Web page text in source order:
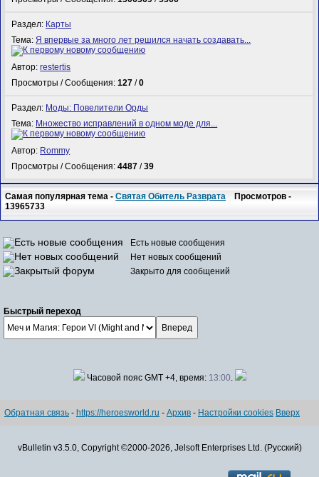
Раздел: Карты
Тема:Я впервые за много лет решился начать создавать...
Автор:restertis
Просмотры / Сообщения:127 /0
Раздел: Моды: Повелители Орды
Тема: Множество исправлений в одном моде для...
Автор: Rommy
Просмотры / Сообщения:4487 /39
Самая популярная тема -Святая Обитель Разврата Просмотров -
13965733
Есть новые сообщения
Нет новых сообщений
Закрыто для сообщений
Быстрый переход
Часовой пояс GMT +4, время: 13:00.
Обратная связь - https://heroesworld.ru - Архив - Настройки cookies Вверх
vBulletin v3.5.0, Copyright ©2000-2026, Jelsoft Enterprises Ltd. (Русский)